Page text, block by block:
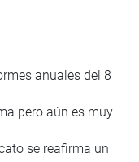
anuales del 8
pero aún es muy
se reafirma un